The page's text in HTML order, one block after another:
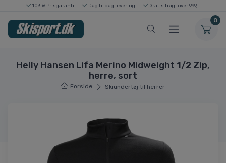
103 % Prisgaranti Dag til dag levering Gratis fragt over 999,-
0
Helly Hansen Lifa Merino Midweight 1/2 Zip,
herre, sort
Forside Skiundertøj til herrer